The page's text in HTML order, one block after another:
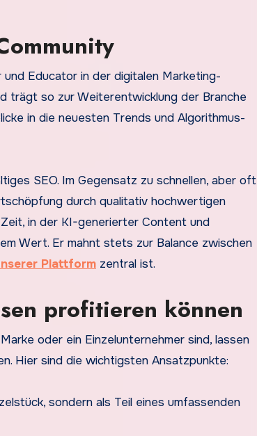
Educator in der digitalen Marketing-
trägt so zur Weiterentwicklung der Branche
in die neuesten Trends und Algorithmus-
SEO. Im Gegensatz zu schnellen, aber oft
durch qualitativ hochwertigen
in der KI-generierter Content und
Wert. Er mahnt stets zur Balance zwischen
Plattform zentral ist.
profitieren können
oder ein Einzelunternehmer sind, lassen
Hier sind die wichtigsten Ansatzpunkte:
sondern als Teil eines umfassenden